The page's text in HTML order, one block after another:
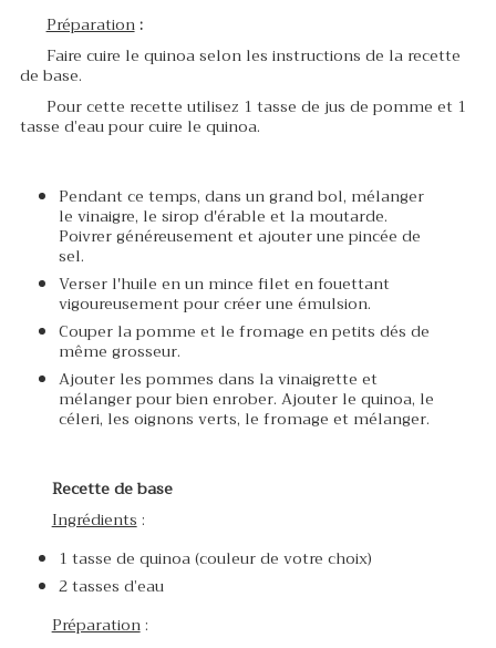
Préparation:
Faire cuire le quinoa selon les instructions de la recette
de base.
Pour cette recette utilisez 1 tasse de jus de pomme et 1
tasse d’eau pour cuire le quinoa.
Pendant ce temps, dans un grand bol, mélanger
le vinaigre, le sirop d'érable et la moutarde.
Poivrer généreusement et ajouter une pincée de
sel.
Verser l'huile en un mince filet en fouettant
vigoureusement pour créer une émulsion.
Couper la pomme et le fromage en petits dés de
même grosseur.
Ajouter les pommes dans la vinaigrette et
mélanger pour bien enrober. Ajouter le quinoa, le
céleri, les oignons verts, le fromage et mélanger.
de base
Ingrédients :
1 tasse de quinoa (couleur de votre choix)
2 tasses d’eau
Préparation: